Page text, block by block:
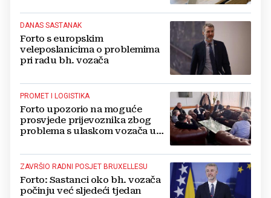
DANAS SASTANAK
Forto s europskim
veleposlanicima o problemima
pri radu bh. vozača
PROMET I LOGISTIKA
Forto upozorio na moguće
prosvjede prijevoznika zbog
problema s ulaskom vozača u
ZAVRŠIO RADNI POSJET BRUXELLESU
Forto: Sastanci oko bh. vozača
počinju već sljedeći tjedan